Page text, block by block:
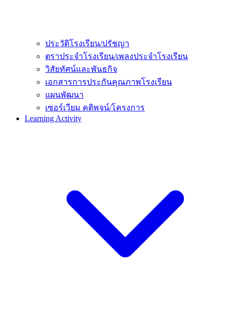
ประวัติโรงเรียน/ปรัชญา
ตราประจำโรงเรียน/เพลงประจำโรงเรียน
วิสัยทัศน์และพันธกิจ
เอกสารการประกันคุณภาพโรงเรียน
แผนพัฒนา
เซอร์เวียม คติพจน์/โครงการ
Learning Activity